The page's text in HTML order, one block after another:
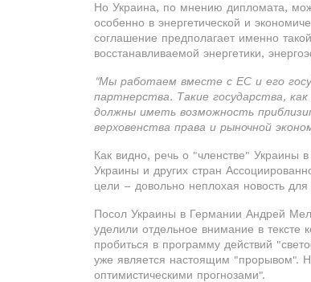
Но Украина, по мнению дипломата,
особенно в энергетической и
соглашение предполагает именно
восстанавливаемой энергетики,
"Мы работаем вместе с ЕС и его
партнерства. Такие государства,
должны иметь возможность
верховенства права и рыночной
Как видно, речь о "членстве"
Украины и других стран
цели – довольно неплохая новость
Посол Украины в Германии Андрей
уделили отдельное внимание в тексте
пробиться в программу действий
уже является настоящим "прорывом".
оптимистическими прогнозами".